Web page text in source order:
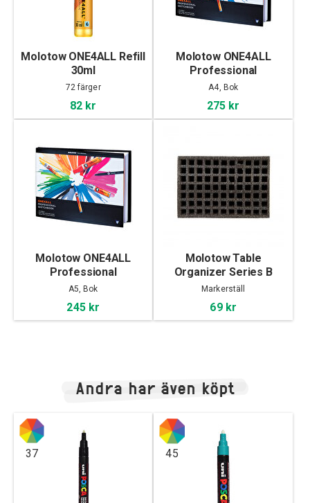
Molotow ONE4ALL Refill
30ml
72 färger
82 kr
Molotow ONE4ALL
Professional
Sketchbook A4
landscape
A4, Bok
275 kr
Molotow ONE4ALL
Professional
Sketchbook A5
landscape
A5, Bok
245 kr
Molotow Table
Organizer Series B
Markerställ
69 kr
Andra har även köpt
37 45